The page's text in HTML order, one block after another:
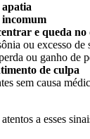
apatia
e queda no
ou excesso de
ou ganho de
de culpa
sem causa
a esses